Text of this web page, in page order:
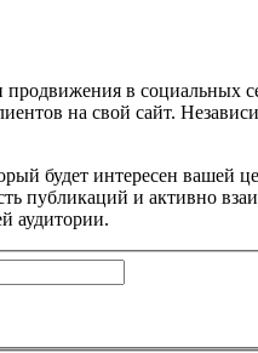
в
на свой сайт.
будет интересен
публикаций и активно
аудитории.